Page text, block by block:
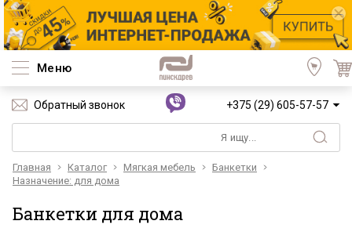
Меню
Обратный звонок +375 (29) 605-57-57
Главная Каталог Мягкая мебель
Банкетки
Назначение: для дома
Банкетки для дома